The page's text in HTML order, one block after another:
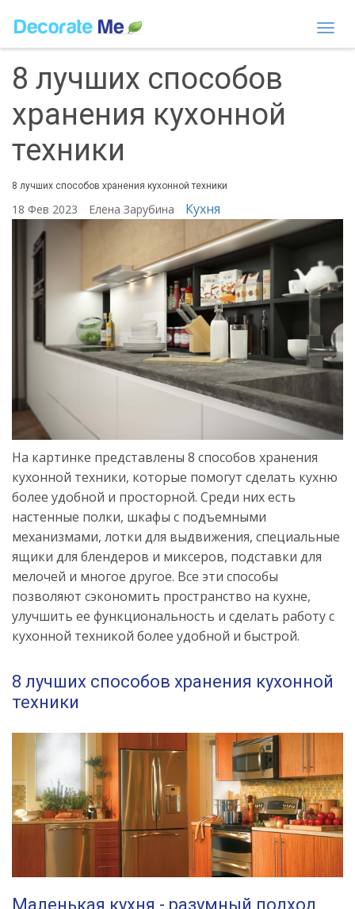
8 лучших способов
хранения кухонной
техники
8 лучших способов хранения кухонной техники
18 Фев 2023 Елена Зарубина Кухня
На картинке представлены 8 способов хранения
кухонной техники, которые помогут сделать кухню
более удобной и просторной. Среди них есть
настенные полки, шкафы с подъемными
механизмами, лотки для выдвижения, специальные
ящики для блендеров и миксеров, подставки для
мелочей и многое другое. Все эти способы
позволяют сэкономить пространство на кухне,
улучшить ее функциональность и сделать работу с
кухонной техникой более удобной и быстрой.
8 лучших способов хранения кухонной
техники
Маленькая кухня - разумный подход